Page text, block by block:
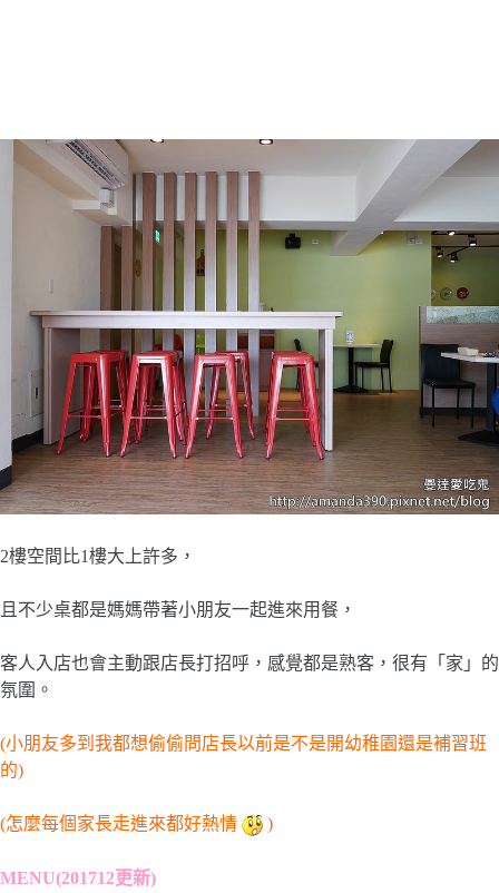
2樓空間比1樓大上許多，
且不少桌都是媽媽帶著小朋友一起進來用餐，
客人入店也會主動跟店長打招呼，感覺都是熟客，很有「家」的
氛圍。
(小朋友多到我都想偷偷問店長以前是不是開幼稚園還是補習班
的)
(怎麼每個家長走進來都好熱情 )
MENU(201712更新)